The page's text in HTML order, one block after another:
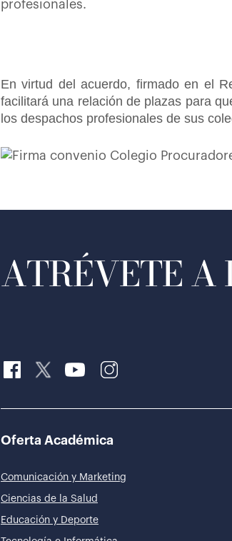
profesionales.
En virtud del acuerdo, firmado en el
facilitará una relación de plazas para
los despachos profesionales de sus
ATRÉVETE A
Oferta Académica
Comunicación y Marketing
Ciencias de la Salud
Educación y Deporte